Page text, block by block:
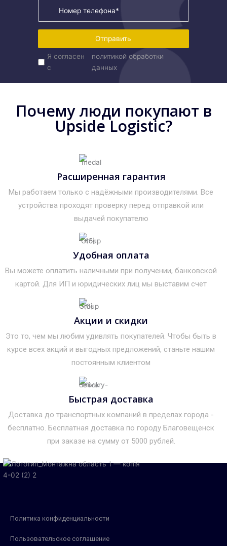
Отправить
Я согласен
с
политикой обработки
данных
Почему люди покупают в
Upside Logistic?
Расширенная гарантия
Мы работаем только с надёжными производителями. Все
устройства проходят проверку перед отправкой или
выдачей покупателю
Удобная оплата
Вы можете оплатить наличными при получении, банковской
картой. Для ИП и юридических лиц мы выставим счет
Акции и скидки
Это то, чем мы любим удивлять покупателей. Чтобы быть в
курсе всех акций и выгодных предложений, станьте нашим
постоянным клиентом
Быстрая доставка
Доставка до транспортных компаний в пределах города -
бесплатно. Бесплатная доставка по городу Благовещенск
при заказе на сумму от 5000 рублей.
Политика конфиденциальности
Пользовательское соглашение